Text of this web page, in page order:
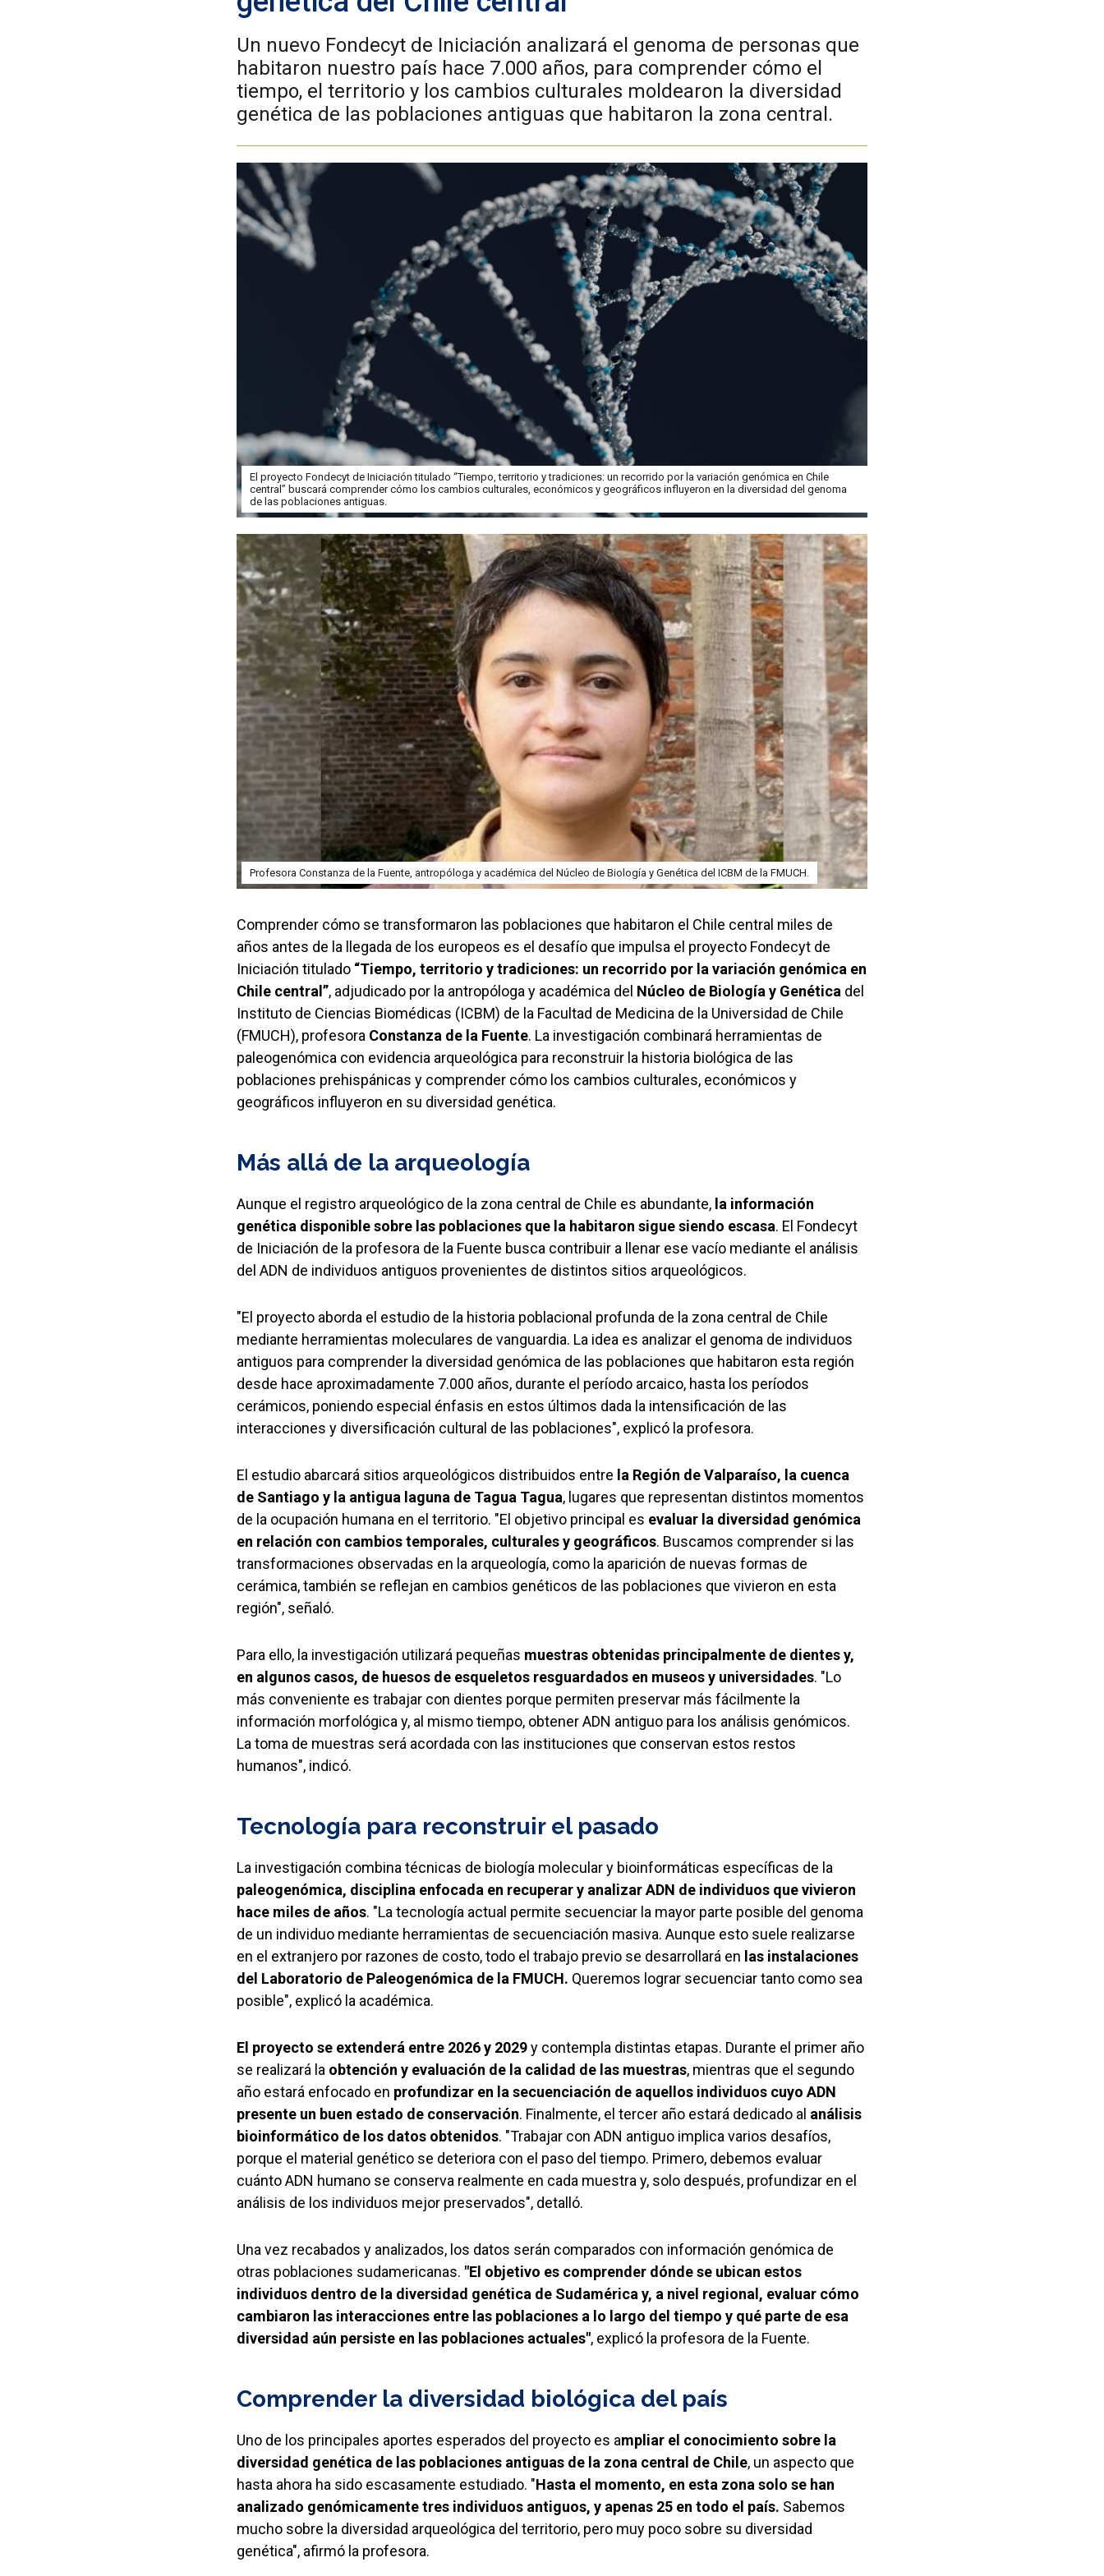
Un nuevo Fondecyt de Iniciación analizará el genoma de personas que
habitaron nuestro país hace 7.000 años, para comprender cómo el
tiempo, el territorio y los cambios culturales moldearon la diversidad
genética de las poblaciones antiguas que habitaron la zona central.
El proyecto Fondecyt de Iniciación titulado “Tiempo, territorio y tradiciones: un recorrido por la variación genómica en Chile
central” buscará comprender cómo los cambios culturales, económicos y geográficos influyeron en la diversidad del genoma
de las poblaciones antiguas.
Profesora Constanza de la Fuente, antropóloga y académica del Núcleo de Biología y Genética del ICBM de la FMUCH.
Comprender cómo se transformaron las poblaciones que habitaron el Chile central miles de
años antes de la llegada de los europeos es el desafío que impulsa el proyecto Fondecyt de
Iniciación titulado “Tiempo, territorio y tradiciones: un recorrido por la variación genómica en
Chile central”, adjudicado por la antropóloga y académica del Núcleo de Biología y Genética del
Instituto de Ciencias Biomédicas (ICBM) de la Facultad de Medicina de la Universidad de Chile
(FMUCH), profesora Constanza de la Fuente. La investigación combinará herramientas de
paleogenómica con evidencia arqueológica para reconstruir la historia biológica de las
poblaciones prehispánicas y comprender cómo los cambios culturales, económicos y
geográficos influyeron en su diversidad genética.
Más allá de la arqueología
Aunque el registro arqueológico de la zona central de Chile es abundante, la información
genética disponible sobre las poblaciones que la habitaron sigue siendo escasa. El Fondecyt
de Iniciación de la profesora de la Fuente busca contribuir a llenar ese vacío mediante el análisis
del ADN de individuos antiguos provenientes de distintos sitios arqueológicos.
"El proyecto aborda el estudio de la historia poblacional profunda de la zona central de Chile
mediante herramientas moleculares de vanguardia. La idea es analizar el genoma de individuos
antiguos para comprender la diversidad genómica de las poblaciones que habitaron esta región
desde hace aproximadamente 7.000 años, durante el período arcaico, hasta los períodos
cerámicos, poniendo especial énfasis en estos últimos dada la intensificación de las
interacciones y diversificación cultural de las poblaciones", explicó la profesora.
El estudio abarcará sitios arqueológicos distribuidos entre la Región de Valparaíso, la cuenca
de Santiago y la antigua laguna de Tagua Tagua, lugares que representan distintos momentos
de la ocupación humana en el territorio. "El objetivo principal es evaluar la diversidad genómica
en relación con cambios temporales, culturales y geográficos. Buscamos comprender si las
transformaciones observadas en la arqueología, como la aparición de nuevas formas de
cerámica, también se reflejan en cambios genéticos de las poblaciones que vivieron en esta
región", señaló.
Para ello, la investigación utilizará pequeñas muestras obtenidas principalmente de dientes y,
en algunos casos, de huesos de esqueletos resguardados en museos y universidades. "Lo
más conveniente es trabajar con dientes porque permiten preservar más fácilmente la
información morfológica y, al mismo tiempo, obtener ADN antiguo para los análisis genómicos.
La toma de muestras será acordada con las instituciones que conservan estos restos
humanos", indicó.
Tecnología para reconstruir el pasado
La investigación combina técnicas de biología molecular y bioinformáticas específicas de la
paleogenómica, disciplina enfocada en recuperar y analizar ADN de individuos que vivieron
hace miles de años. "La tecnología actual permite secuenciar la mayor parte posible del genoma
de un individuo mediante herramientas de secuenciación masiva. Aunque esto suele realizarse
en el extranjero por razones de costo, todo el trabajo previo se desarrollará en las instalaciones
del Laboratorio de Paleogenómica de la FMUCH. Queremos lograr secuenciar tanto como sea
posible", explicó la académica.
El proyecto se extenderá entre 2026 y 2029y contempla distintas etapas. Durante el primer año
se realizará la obtención y evaluación de la calidad de las muestras, mientras que el segundo
año estará enfocado en profundizar en la secuenciación de aquellos individuos cuyo ADN
presente un buen estado de conservación. Finalmente, el tercer año estará dedicado al análisis
bioinformático de los datos obtenidos. "Trabajar con ADN antiguo implica varios desafíos,
porque el material genético se deteriora con el paso del tiempo. Primero, debemos evaluar
cuánto ADN humano se conserva realmente en cada muestra y, solo después, profundizar en el
análisis de los individuos mejor preservados", detalló.
Una vez recabados y analizados, los datos serán comparados con información genómica de
otras poblaciones sudamericanas. "El objetivo es comprender dónde se ubican estos
individuos dentro de la diversidad genética de Sudamérica y, a nivel regional, evaluar cómo
cambiaron las interacciones entre las poblaciones a lo largo del tiempo y qué parte de esa
diversidad aún persiste en las poblaciones actuales", explicó la profesora de la Fuente.
Comprender la diversidad biológica del país
Uno de los principales aportes esperados del proyecto es ampliar el conocimiento sobre la
diversidad genética de las poblaciones antiguas de la zona central de Chile, un aspecto que
hasta ahora ha sido escasamente estudiado. "Hasta el momento, en esta zona solo se han
analizado genómicamente tres individuos antiguos, y apenas 25 en todo el país. Sabemos
mucho sobre la diversidad arqueológica del territorio, pero muy poco sobre su diversidad
genética", afirmó la profesora.